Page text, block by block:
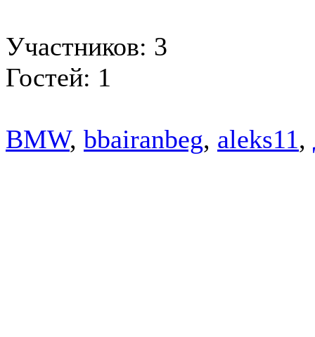
Участников: 3
Гостей: 1
BMW, bbairanbeg, aleks11,